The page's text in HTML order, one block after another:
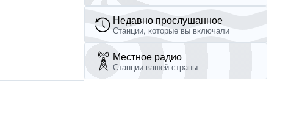
Недавно прослушанное
Станции, которые вы включали
Местное радио
Станции вашей страны